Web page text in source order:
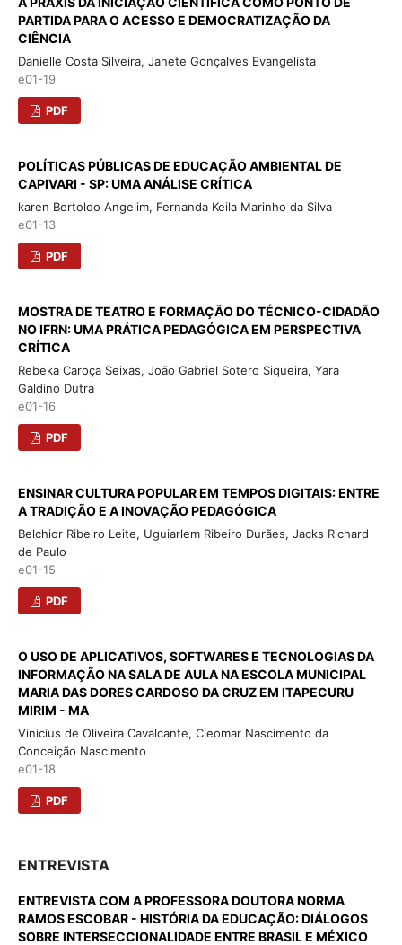
PARTIDA PARA O ACESSO E DEMOCRATIZAÇÃO DA
CIÊNCIA
Danielle Costa Silveira, Janete Gonçalves Evangelista
e01-19
PDF
POLÍTICAS PÚBLICAS DE EDUCAÇÃO AMBIENTAL DE
CAPIVARI - SP: UMA ANÁLISE CRÍTICA
karen Bertoldo Angelim, Fernanda Keila Marinho da Silva
e01-13
PDF
MOSTRA DE TEATRO E FORMAÇÃO DO TÉCNICO-CIDADÃO
NO IFRN: UMA PRÁTICA PEDAGÓGICA EM PERSPECTIVA
CRÍTICA
Rebeka Caroça Seixas, João Gabriel Sotero Siqueira, Yara
Galdino Dutra
e01-16
PDF
ENSINAR CULTURA POPULAR EM TEMPOS DIGITAIS: ENTRE
A TRADIÇÃO E A INOVAÇÃO PEDAGÓGICA
Belchior Ribeiro Leite, Uguiarlem Ribeiro Durães, Jacks Richard
de Paulo
e01-15
PDF
O USO DE APLICATIVOS, SOFTWARES E TECNOLOGIAS DA
INFORMAÇÃO NA SALA DE AULA NA ESCOLA MUNICIPAL
MARIA DAS DORES CARDOSO DA CRUZ EM ITAPECURU
MIRIM - MA
Vinicius de Oliveira Cavalcante, Cleomar Nascimento da
Conceição Nascimento
e01-18
PDF
ENTREVISTA
ENTREVISTA COM A PROFESSORA DOUTORA NORMA
RAMOS ESCOBAR - HISTÓRIA DA EDUCAÇÃO: DIÁLOGOS
SOBRE INTERSECCIONALIDADE ENTRE BRASIL E MÉXICO